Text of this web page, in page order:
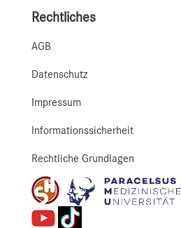
Rechtliches
AGB
Datenschutz
Impressum
Informationssicherheit
Rechtliche Grundlagen